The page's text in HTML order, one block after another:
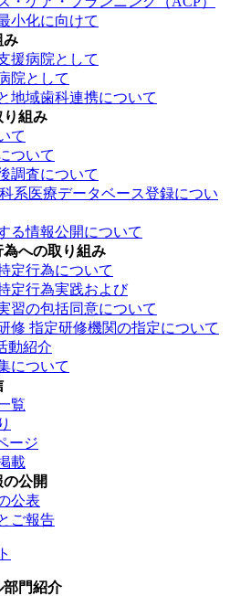
小化に向けて
み
援病院として
院として
地域歯科連携について
り組み
て
ついて
調査について
系医療データベース登録につい
る情報公開について
への取り組み
定行為について
定行為実践および
習の包括同意について
修 指定研修機関の指定について
動紹介
について
覧
ージ
載
公開
公表
ご報告
部門紹介